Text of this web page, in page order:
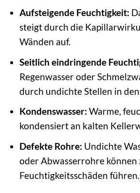
Aufsteigende Feuchtigkeit:
steigt durch die
Wänden auf.
Seitlich eindringende
Regenwasser oder
durch undichte Stellen in
Kondenswasser: Warme,
kondensiert an kalten
Defekte Rohre: Undichte
oder Abwasserrohre können
Feuchtigkeitsschäden führen.